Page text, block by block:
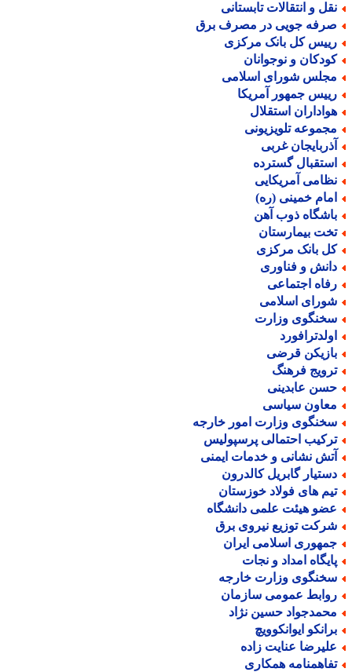
و انتقالات تابستانی
جویی در مصرف برق
کل بانک مرکزی
و نوجوانان
شورای اسلامی
جمهور آمریکا
استقلال
تلویزیونی
غربی
گسترده
آمریکایی
خمینی (ره)
ذوب آهن
بیمارستان
بانک مرکزی
و فناوری
اجتماعی
اسلامی
وزارت
قرضی
فرهنگ
عابدینی
سیاسی
وزارت امور خارجه
احتمالی پرسپولیس
نشانی و خدمات ایمنی
گابریل کالدرون
های فولاد خوزستان
هیئت علمی دانشگاه
توزیع نیروی برق
اسلامی ایران
امداد و نجات
وزارت خارجه
عمومی سازمان
حسین نژاد
ایوانکوویچ
عنایت زاده
همکاری